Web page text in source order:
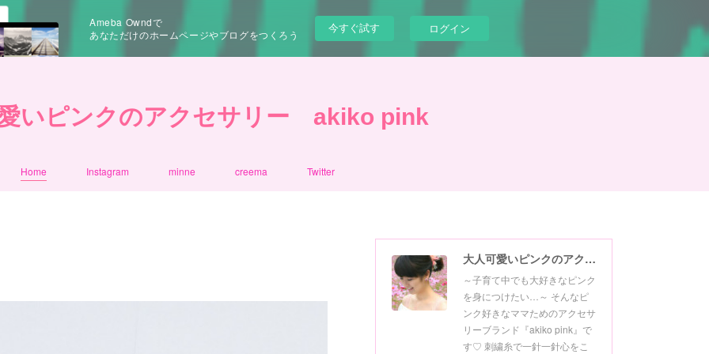
Ameba Owndで
あなただけのホームページやブログをつくろう
今すぐ試す ログイン
いピンクのアクセサリー akiko pink
Home Instagram minne creema Twitter
大人可愛いピンクのアクセサリー akiko pink
～子育て中でも大好きなピンク
を身につけたい…～ そんなピ
ンク好きなママためのアクセサ
リーブランド『akiko pink』で
す♡ 刺繍糸で一針一針心をこ